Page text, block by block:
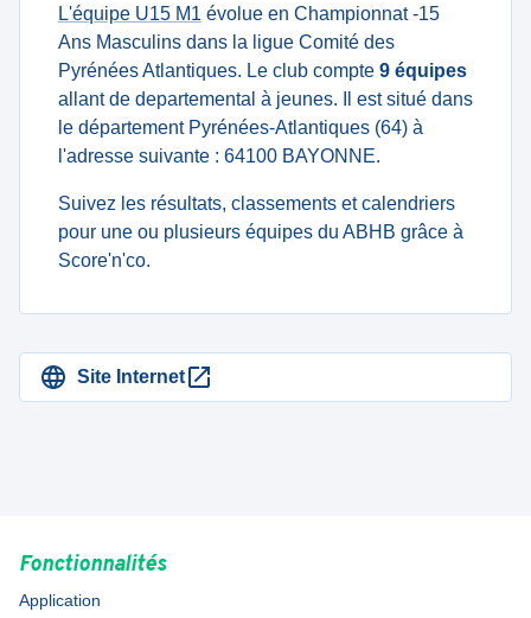
L'équipe U15 M1 évolue en Championnat -15
Ans Masculins dans la ligue Comité des
Pyrénées Atlantiques. Le club compte 9 équipes
allant de departemental à jeunes. Il est situé dans
le département Pyrénées-Atlantiques (64) à
l'adresse suivante : 64100 BAYONNE.
Suivez les résultats, classements et calendriers
pour une ou plusieurs équipes du ABHB grâce à
Score'n'co.
Site Internet
Fonctionnalités
Application